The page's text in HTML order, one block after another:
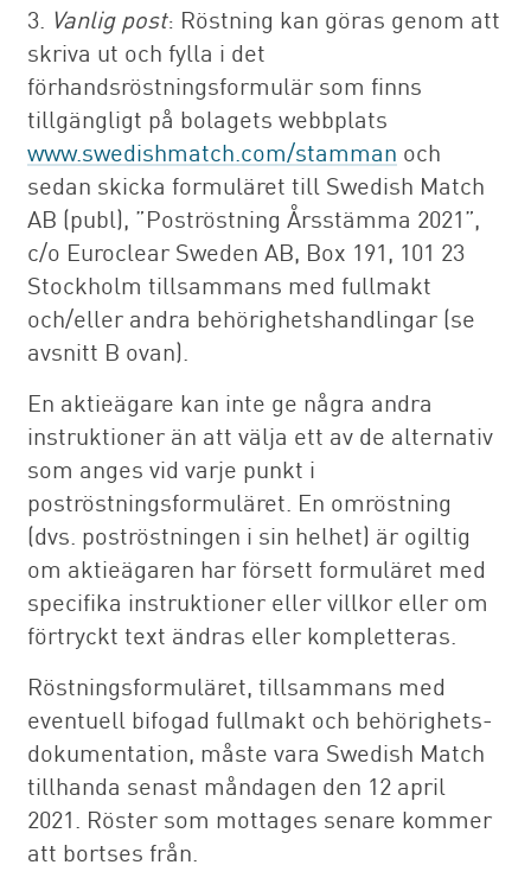
3. Vanlig post: Röstning kan göras genom att
skriva ut och fylla i det
förhandsröstningsformulär som finns
tillgängligt på bolagets webbplats
www.swedishmatch.com/stamman och
sedan skicka formuläret till Swedish Match
AB (publ), ”Poströstning Årsstämma 2021”,
c/o Euroclear Sweden AB, Box 191, 101 23
Stockholm tillsammans med fullmakt
och/eller andra behörighetshandlingar (se
avsnitt B ovan).
En aktieägare kan inte ge några andra
instruktioner än att välja ett av de alternativ
som anges vid varje punkt i
poströstningsformuläret. En omröstning
(dvs. poströstningen i sin helhet) är ogiltig
om aktieägaren har försett formuläret med
specifika instruktioner eller villkor eller om
förtryckt text ändras eller kompletteras.
Röstningsformuläret, tillsammans med
eventuell bifogad fullmakt och behörighets­
dokumentation, måste vara Swedish Match
tillhanda senast måndagen den 12 april
2021. Röster som mottages senare kommer
att bortses från.